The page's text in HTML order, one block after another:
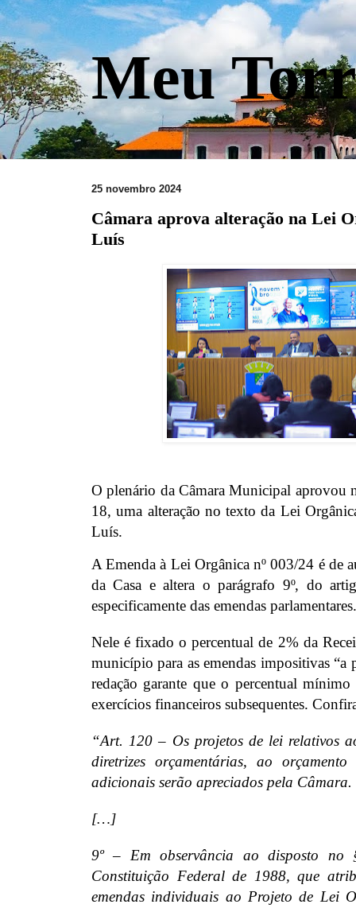
Meu
25 novembro 2024
Câmara aprova alteração na Lei
Luís
O plenário da Câmara Municipal aprovou
18, uma alteração no texto da Lei
Luís.
A Emenda à Lei Orgânica nº 003/24 é de
da Casa e altera o parágrafo 9º, do
especificamente das emendas parlamentares.
Nele é fixado o percentual de 2% da
município para as emendas impositivas
redação garante que o percentual mínimo
exercícios financeiros subsequentes.
“Art. 120 – Os projetos de lei relativos
diretrizes orçamentárias, ao
adicionais serão apreciados pela Câmara.
[…]
9º – Em observância ao disposto
Constituição Federal de 1988, que
emendas individuais ao Projeto de Lei